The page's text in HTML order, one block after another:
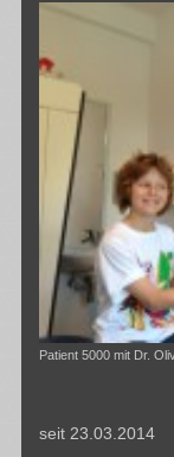
Patient 5000 mit Dr.
seit 23.03.2014